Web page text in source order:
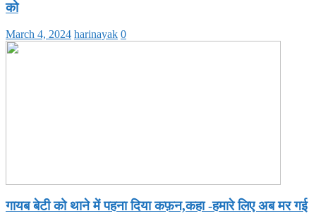
को
March 4, 2024 harinayak 0
गायब बेटी को थाने में पहना दिया कफ़न,कहा -हमारे लिए अब मर गई